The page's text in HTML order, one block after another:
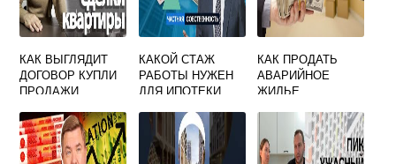
КАК ВЫГЛЯДИТ
ДОГОВОР КУПЛИ
ПРОДАЖИ
ИПОТЕКЕ
КАКОЙ СТАЖ
РАБОТЫ НУЖЕН
ДЛЯ ИПОТЕКИ
КАК ПРОДАТЬ
АВАРИЙНОЕ
ЖИЛЬЕ